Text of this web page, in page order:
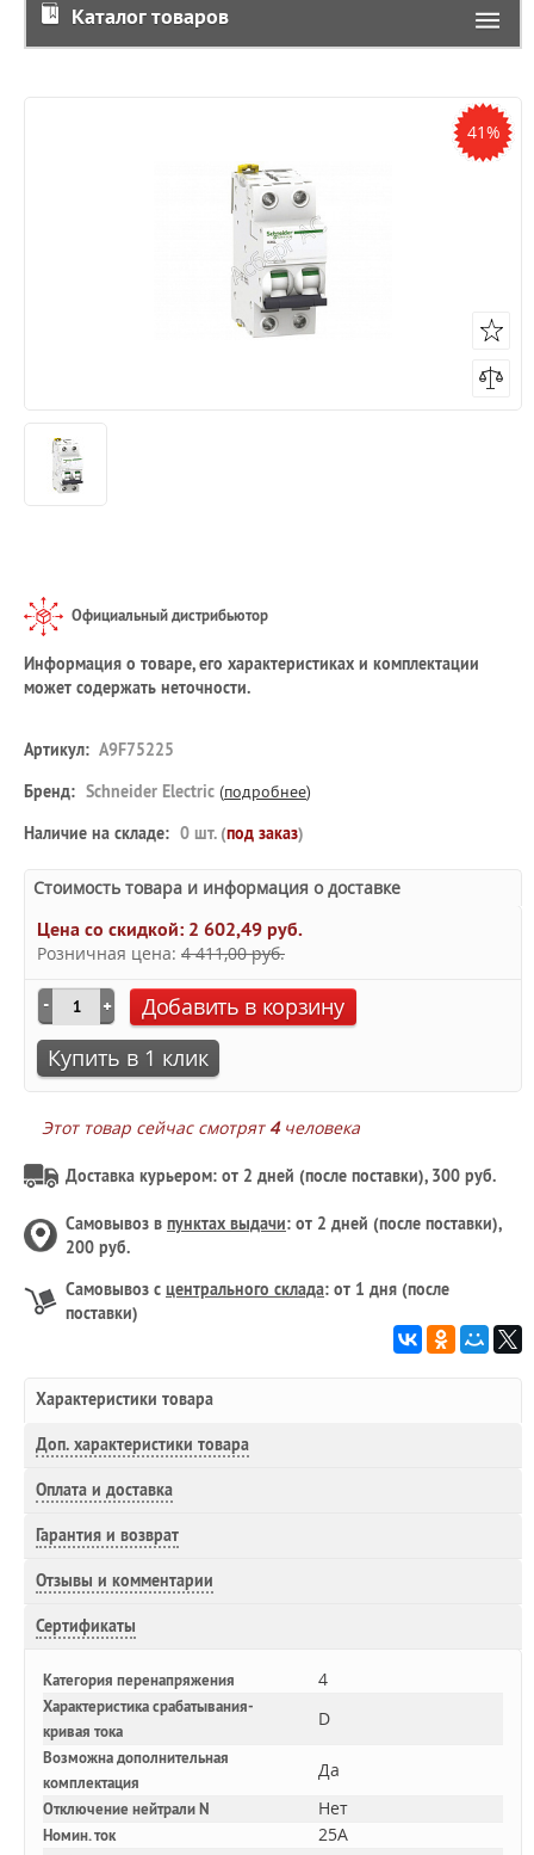
Каталог товаров
41%
Официальный дистрибьютор
Информация о товаре, его характеристиках и комплектации
может содержать неточности.
Артикул: A9F75225
Бренд: Schneider Electric (подробнее)
Наличие на складе: 0 шт. (под заказ)
Стоимость товара и информация о доставке
Цена со скидкой: 2 602,49 руб.
Розничная цена: 4 411,00 руб.
Добавить в корзину
Купить в 1 клик
Этот товар сейчас смотрят 4человека
Доставка курьером: от 2 дней (после поставки), 300 руб.
Самовывоз в пунктах выдачи: от 2 дней (после поставки),
200 руб.
Самовывоз с центрального склада: от 1 дня (после
поставки)
Характеристики товара
Доп. характеристики товара
Оплата и доставка
Гарантия и возврат
Отзывы и комментарии
Сертификаты
Категория перенапряжения 4
Характеристика срабатывания-
кривая тока
D
Возможна дополнительная
комплектация
Да
Отключение нейтрали N Нет
Номин. ток 25A